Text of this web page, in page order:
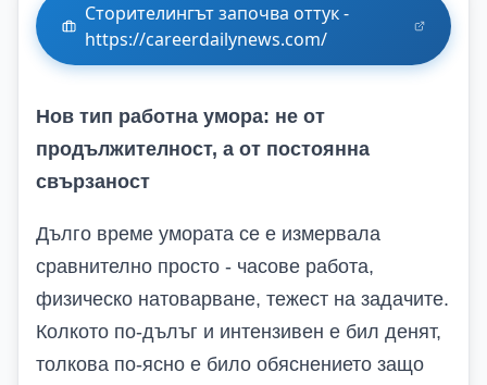
Сторителингът започва оттук -
https://careerdailynews.com/
Нов тип работна умора: не от
продължителност, а от постоянна
свързаност
Дълго време умората се е измервала
сравнително просто - часове работа,
физическо натоварване, тежест на задачите.
Колкото по-дълъг и интензивен е бил денят,
толкова по-ясно е било обяснението защо